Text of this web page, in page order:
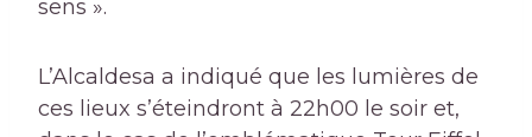
sens ».
L’Alcaldesa a indiqué que les lumières de
ces lieux s’éteindront à 22h00 le soir et,